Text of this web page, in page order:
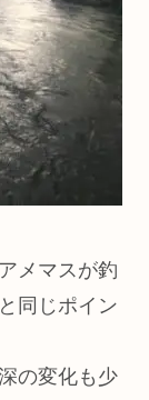
メマスが釣
同じポイン
の変化も少